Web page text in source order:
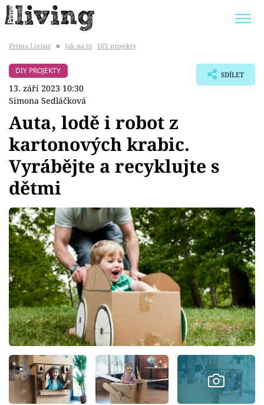
BYDLENÍ SLAVNÝCH
Témata
Bydlení
Zahrada
Design
Sledujte prima+
Přihlášení
Sledujte nás
Prima Living ■ Jak na to DIY projekty
DIY PROJEKTY
13. září 2023 10:30
Simona Sedláčková
SDÍLET
Auta, lodě i robot z
kartonových krabic.
Vyrábějte a recyklujte s
dětmi